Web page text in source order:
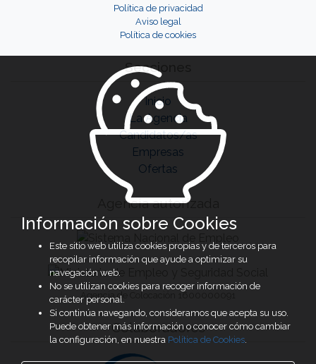
Política de privacidad
Aviso legal
Política de cookies
Secciones
Inicio
La Agencia
Candidatos/as
Empresas
Ofertas
Agencia autorizada
Agencia de Colocación 1600000091
Colaboradores
Información sobre Cookies
Este sitio web utiliza cookies propias y de terceros para
recopilar información que ayude a optimizar su
navegación web.
No se utilizan cookies para recoger información de
carácter personal.
Si continúa navegando, consideramos que acepta su uso.
Puede obtener más información o conocer cómo cambiar
la configuración, en nuestra Política de Cookies.